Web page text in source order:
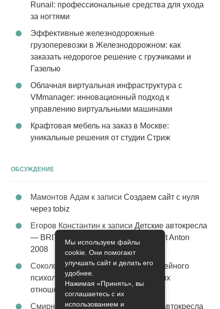
Runail: профессиональные средства для ухода
за ногтями
Эффективные железнодорожные
грузоперевозки в Железнодорожном: как
заказать недорогое решение с грузчиками и
Газелью
Облачная виртуальная инфраструктура с
VMmanager: инновационный подход к
управлению виртуальными машинами
Крафтовая мебель на заказ в Москве:
уникальные решения от студии Стриж
ОБСУЖДЕНИЕ
Мамонтов Адам к записиСоздаем сайт с нуля
через tobiz
Егоров Константин к записиДетские автокресла
— BRITAX Evolva 1-2-3 (1-2-3) цвет St Anton
2008
Соколова Эльзак записиУслуги семейного
психолога – стабильность в семейных
отношениях
Смирнова Грацияк записи Детские автокресла
Мы используем файлы
cookie. Они помогают
улучшать сайт и делать его
удобнее.
Нажимая «Принять», вы
соглашаетесь с их
использованием и